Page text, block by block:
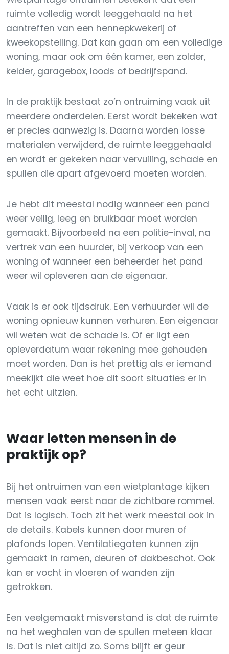
ruimte volledig wordt leeggehaald na het
aantreffen van een hennepkwekerij of
kweekopstelling. Dat kan gaan om een volledige
woning, maar ook om één kamer, een zolder,
kelder, garagebox, loods of bedrijfspand.
In de praktijk bestaat zo’n ontruiming vaak uit
meerdere onderdelen. Eerst wordt bekeken wat
er precies aanwezig is. Daarna worden losse
materialen verwijderd, de ruimte leeggehaald
en wordt er gekeken naar vervuiling, schade en
spullen die apart afgevoerd moeten worden.
Je hebt dit meestal nodig wanneer een pand
weer veilig, leeg en bruikbaar moet worden
gemaakt. Bijvoorbeeld na een politie-inval, na
vertrek van een huurder, bij verkoop van een
woning of wanneer een beheerder het pand
weer wil opleveren aan de eigenaar.
Vaak is er ook tijdsdruk. Een verhuurder wil de
woning opnieuw kunnen verhuren. Een eigenaar
wil weten wat de schade is. Of er ligt een
opleverdatum waar rekening mee gehouden
moet worden. Dan is het prettig als er iemand
meekijkt die weet hoe dit soort situaties er in
het echt uitzien.
Waar letten mensen in de
praktijk op?
Bij het ontruimen van een wietplantage kijken
mensen vaak eerst naar de zichtbare rommel.
Dat is logisch. Toch zit het werk meestal ook in
de details. Kabels kunnen door muren of
plafonds lopen. Ventilatiegaten kunnen zijn
gemaakt in ramen, deuren of dakbeschot. Ook
kan er vocht in vloeren of wanden zijn
getrokken.
Een veelgemaakt misverstand is dat de ruimte
na het weghalen van de spullen meteen klaar
is. Dat is niet altijd zo. Soms blijft er geur